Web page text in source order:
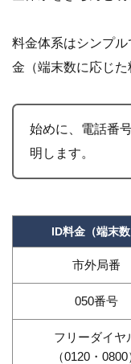
料金体系はシンプ
金（端末数に応じた
始めに、電話番
明します。
ID料金（端末数
市外局番
050番号
フリーダイヤ
（0120・0800